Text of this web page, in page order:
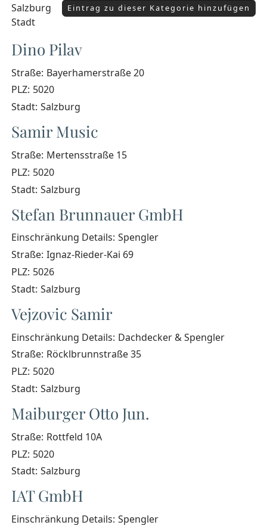
Eintrag zu dieser Kategorie hinzufügen
Salzburg
Stadt
Dino Pilav
Straße: Bayerhamerstraße 20
PLZ: 5020
Stadt: Salzburg
Samir Music
Straße: Mertensstraße 15
PLZ: 5020
Stadt: Salzburg
Stefan Brunnauer GmbH
Einschränkung Details: Spengler
Straße: Ignaz-Rieder-Kai 69
PLZ: 5026
Stadt: Salzburg
Vejzovic Samir
Einschränkung Details: Dachdecker & Spengler
Straße: Röcklbrunnstraße 35
PLZ: 5020
Stadt: Salzburg
Maiburger Otto Jun.
Straße: Rottfeld 10A
PLZ: 5020
Stadt: Salzburg
IAT GmbH
Einschränkung Details: Spengler